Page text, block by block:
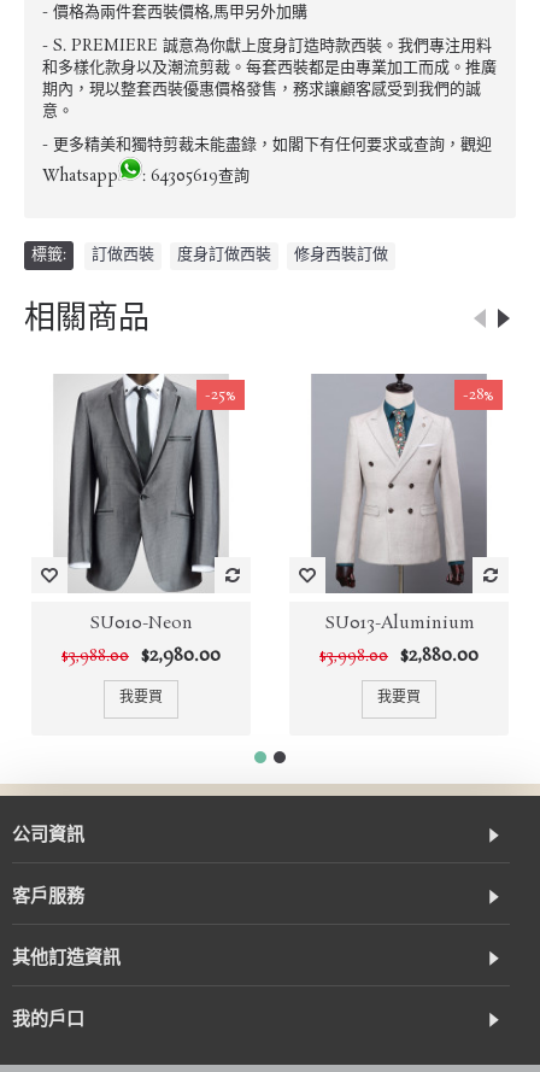
- 價格為兩件套西裝價格,馬甲另外加購
- S. PREMIERE 誠意為你獻上度身訂造時款西裝。我們專注用料
和多樣化款身以及潮流剪裁。每套西裝都是由專業加工而成。推廣
期內，現以整套西裝優惠價格發售，務求讓顧客感受到我們的誠
意。
- 更多精美和獨特剪裁未能盡錄，如閣下有任何要求或查詢，觀迎
Whatsapp
: 64305619查詢
標籤: 訂做西裝 度身訂做西裝 修身西裝訂做
相關商品
-25%
SU010-Neon
$3,988.00 $2,980.00
我要買
-28%
SU013-Aluminium
$3,998.00 $2,880.00
我要買
公司資訊
客戶服務
其他訂造資訊
我的戶口